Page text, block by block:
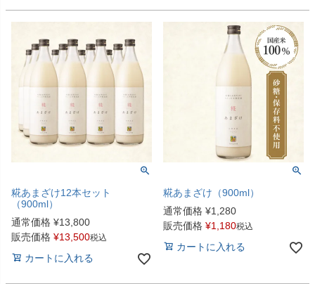
糀あまざけ12本セット
（900ml）
通常価格 ¥13,800
販売価格 ¥13,500税込
カートに入れる
糀あまざけ（900ml）
通常価格 ¥1,280
販売価格 ¥1,180税込
カートに入れる